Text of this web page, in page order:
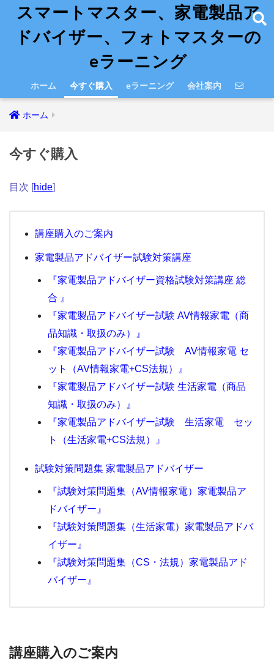
スマートマスター、家電製品ア
ドバイザー、フォトマスターの
eラーニング
ホーム 今すぐ購入 eラーニング 会社案内
ホーム
今すぐ購入
目次 [hide]
講座購入のご案内
家電製品アドバイザー試験対策講座
『家電製品アドバイザー資格試験対策講座 総
合 』
『家電製品アドバイザー試験 AV情報家電（商
品知識・取扱のみ）』
『家電製品アドバイザー試験 AV情報家電 セ
ット（AV情報家電+CS法規）』
『家電製品アドバイザー試験 生活家電（商品
知識・取扱のみ）』
『家電製品アドバイザー試験 生活家電 セッ
ト（生活家電+CS法規）』
試験対策問題集 家電製品アドバイザー
『試験対策問題集（AV情報家電）家電製品ア
ドバイザー』
『試験対策問題集（生活家電）家電製品アドバ
イザー』
『試験対策問題集（CS・法規）家電製品アド
バイザー』
講座購入のご案内